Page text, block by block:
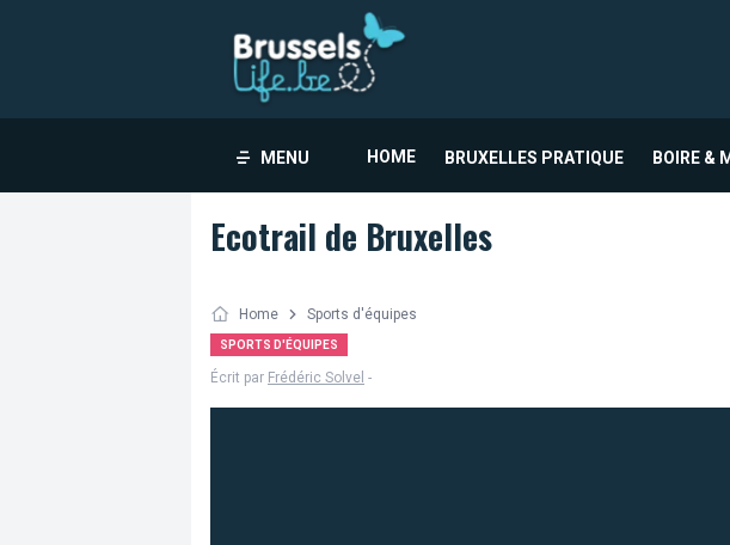
MENU HOME BRUXELLES PRATIQUE BOIRE &
Ecotrail de Bruxelles
Home Sports d'équipes
SPORTS D'ÉQUIPES
Écrit par Frédéric Solvel -